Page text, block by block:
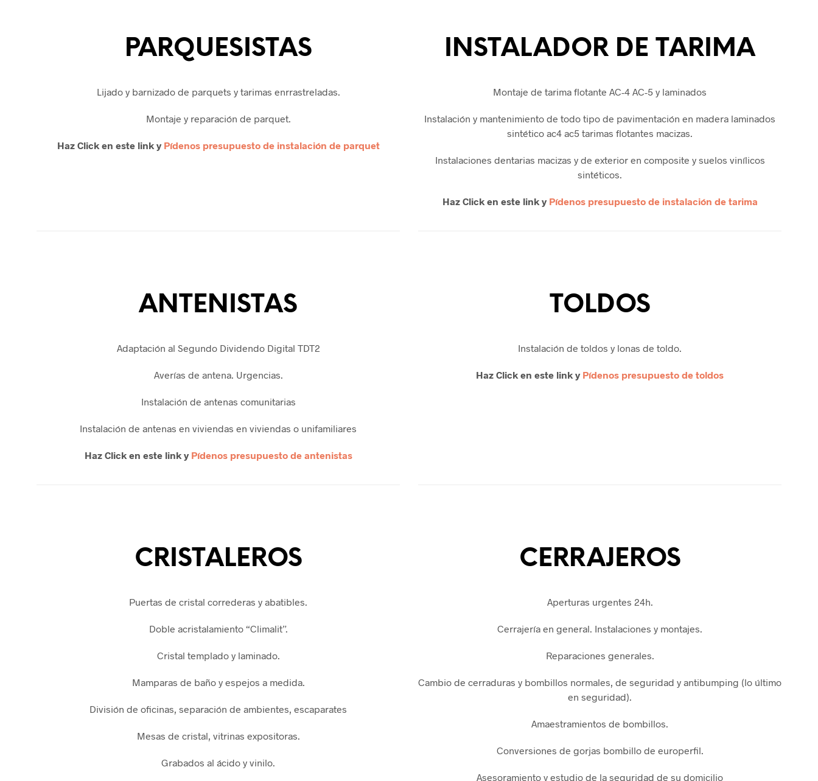
PARQUESISTAS
Lijado y barnizado de parquets y tarimas enrrastreladas.
Montaje y reparación de parquet.
Haz Click en este link y Pídenos presupuesto de instalación de parquet
INSTALADOR DE TARIMA
Montaje de tarima flotante AC-4 AC-5 y laminados
Instalación y mantenimiento de todo tipo de pavimentación en madera laminados
sintético ac4 ac5 tarimas flotantes macizas.
Instalaciones dentarias macizas y de exterior en composite y suelos vinílicos
sintéticos.
Haz Click en este link y Pídenos presupuesto de instalación de tarima
ANTENISTAS
Adaptación al Segundo Dividendo Digital TDT2
Averías de antena. Urgencias.
Instalación de antenas comunitarias
Instalación de antenas en viviendas en viviendas o unifamiliares
Haz Click en este link y Pídenos presupuesto de antenistas
TOLDOS
Instalación de toldos y lonas de toldo.
Haz Click en este link y Pídenos presupuesto de toldos
CRISTALEROS
Puertas de cristal correderas y abatibles.
Doble acristalamiento “Climalit”.
Cristal templado y laminado.
Mamparas de baño y espejos a medida.
División de oficinas, separación de ambientes, escaparates
Mesas de cristal, vitrinas expositoras.
Grabados al ácido y vinilo.
CERRAJEROS
Aperturas urgentes 24h.
Cerrajería en general. Instalaciones y montajes.
Reparaciones generales.
Cambio de cerraduras y bombillos normales, de seguridad y antibumping (lo último
en seguridad).
Amaestramientos de bombillos.
Conversiones de gorjas bombillo de europerfil.
Asesoramiento y estudio de la seguridad de su domicilio